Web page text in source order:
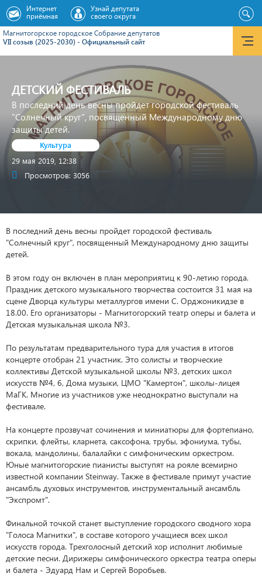
Магнитогорское городское Cобрание депутатов
VII созыв (2025-2030) - Официальный сайт
Интернет
приёмная
Узнай депутата
своего округа
ДЕТСКИЙ ФЕСТИВАЛЬ
В последний день весны пройдет городской фестиваль
"Солнечный круг", посвященный Международному дню
защиты детей.
Культура
29 мая 2019, 12:38
Просмотров: 3056
В последний день весны пройдет городской фестиваль
"Солнечный круг", посвященный Международному дню защиты
детей.
В этом году он включен в план мероприятиц к 90-летию города.
Праздник детского музыкального творчества состоится 31 мая на
сцене Дворца культуры металлургов имени С. Орджоникидзе в
18.00. Его организаторы - Магнитогорский театр оперы и балета и
Детская музыкальная школа №3.
По результатам предварительного тура для участия в итогов
концерте отобран 21 участник. Это солисты и творческие
коллективы Детской музыкальной школы №3, детских школ
искусств №4, 6, Дома музыки, ЦМО "Камертон", школы-лицея
МаГК. Многие из участников уже неоднократно выступали на
фестивале.
На концерте прозвучат сочинения и миниатюры для фортепиано,
скрипки, флейты, кларнета, саксофона, трубы, эфониума, тубы,
вокала, мандолины, балалайки с симфоническим оркестром.
Юные магнитогорские пианисты выступят на рояле всемирно
известной компании Steinway. Также в фестивале примут участие
ансамбль духовых инструментов, инструментальный ансамбль
"Экспромт".
Финальной точкой станет выступление городского сводного хора
"Голоса Магнитки", в составе которого учащиеся всех школ
искусств города. Трехголосный детский хор исполнит любимые
детские песни. Дирижеры симфонического оркестра театра оперы
и балета - Эдуард Нам и Сергей Воробьев.